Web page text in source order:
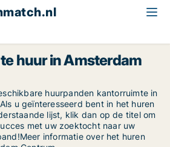
huur in Amsterdam
huurpanden kantorruimte in
u geïnteresseerd bent in het huren
lijst, klik dan op de titel om
met uw zoektocht naar uw
informatie over het huren